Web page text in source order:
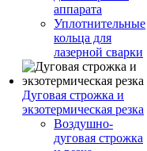
аппарата
Уплотнительные
кольца для
лазерной сварки
Дуговая строжка и
экзотермическая резка
Воздушно-
дуговая строжка